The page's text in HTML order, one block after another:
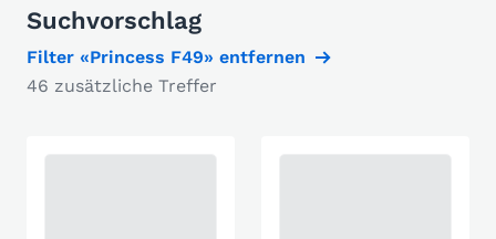
Suchvorschlag
Filter «Princess F49» entfernen
46 zusätzliche Treffer